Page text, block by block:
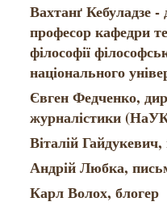
Вахтанґ Кебуладзе
професор кафедри
філософії
національного
Євген Федченко,
журналістики
Віталій
Андрій Любка,
Карл Волох, блогер